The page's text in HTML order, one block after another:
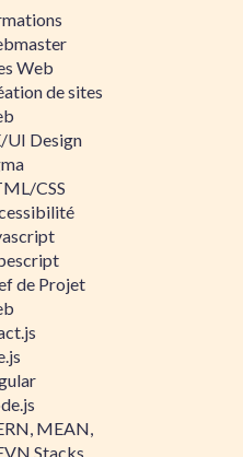
Web
de sites
UI Design
CSS
de Projet
MEAN,
Stacks